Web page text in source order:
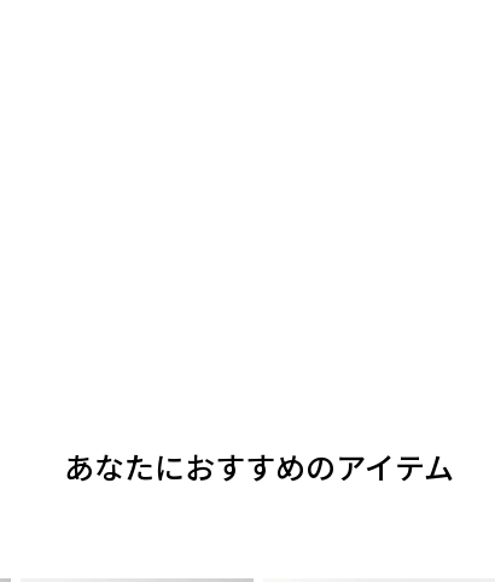
あなたにおすすめのアイテム